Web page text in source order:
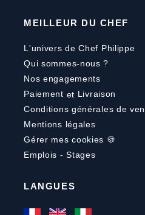
MEILLEUR DU CHEF
L'univers de Chef Philippe
Qui sommes-nous ?
Nos engagements
Paiement et Livraison
Conditions générales de
Mentions légales
Gérer mes cookies 🍪
Emplois - Stages
LANGUES